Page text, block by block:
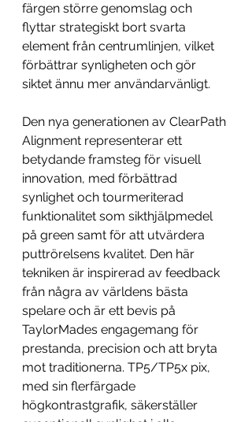
färgen större genomslag och
flyttar strategiskt bort svarta
element från centrumlinjen, vilket
förbättrar synligheten och gör
siktet ännu mer användarvänligt.
Den nya generationen av ClearPath
Alignment representerar ett
betydande framsteg för visuell
innovation, med förbättrad
synlighet och tourmeriterad
funktionalitet som sikthjälpmedel
på green samt för att utvärdera
puttrörelsens kvalitet. Den här
tekniken är inspirerad av feedback
från några av världens bästa
spelare och är ett bevis på
TaylorMades engagemang för
prestanda, precision och att bryta
mot traditionerna. TP5/TP5x pix,
med sin flerfärgade
högkontrastgrafik, säkerställer